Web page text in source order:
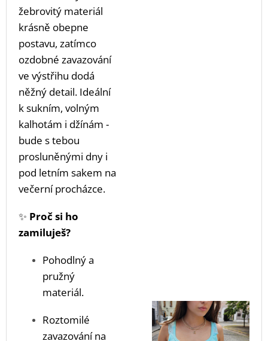
žebrovitý materiál
krásně obepne
postavu, zatímco
ozdobné zavazování
ve výstřihu dodá
něžný detail. Ideální
k sukním, volným
kalhotám i džínám -
bude s tebou
prosluněnými dny i
pod letním sakem na
večerní procházce.
✨ Proč si ho
zamiluješ?
Pohodlný a
pružný
materiál.
Roztomilé
zavazování na